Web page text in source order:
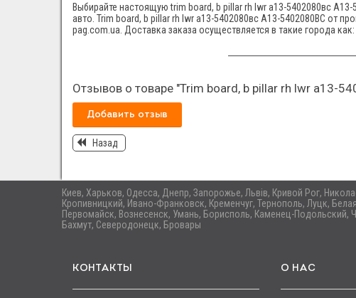
Выбирайте настоящую trim board, b pillar rh lwr а13-5402080вс
авто. Trim board, b pillar rh lwr а13-5402080вс A13-5402080BC от
pag.com.ua. Доставка заказа осуществляется в такие города
Отзывов о товаре "Trim board, b pillar rh lwr а13-
Добавить отзыв
Назад
Киев, Харьков, Одесса, Днепр, Запорожье, Львів, Кривой Рог,
Кропивницкий, Ивано-Франковск, Кременчуг, Тернополь, Луцк,
Первомайск, Вознесенск, Умань, Борисполь, Каменец-
Бахмут, Северодонецк, Бровары
КОНТАКТЫ О НАС